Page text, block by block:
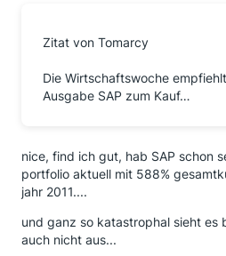
Zitat von Tomarcy
Die Wirtschaftswoche
Ausgabe SAP zum Kauf…
nice, find ich gut, hab SAP schon
portfolio aktuell mit 588%
jahr 2011....
und ganz so katastrophal sieht es
auch nicht aus...